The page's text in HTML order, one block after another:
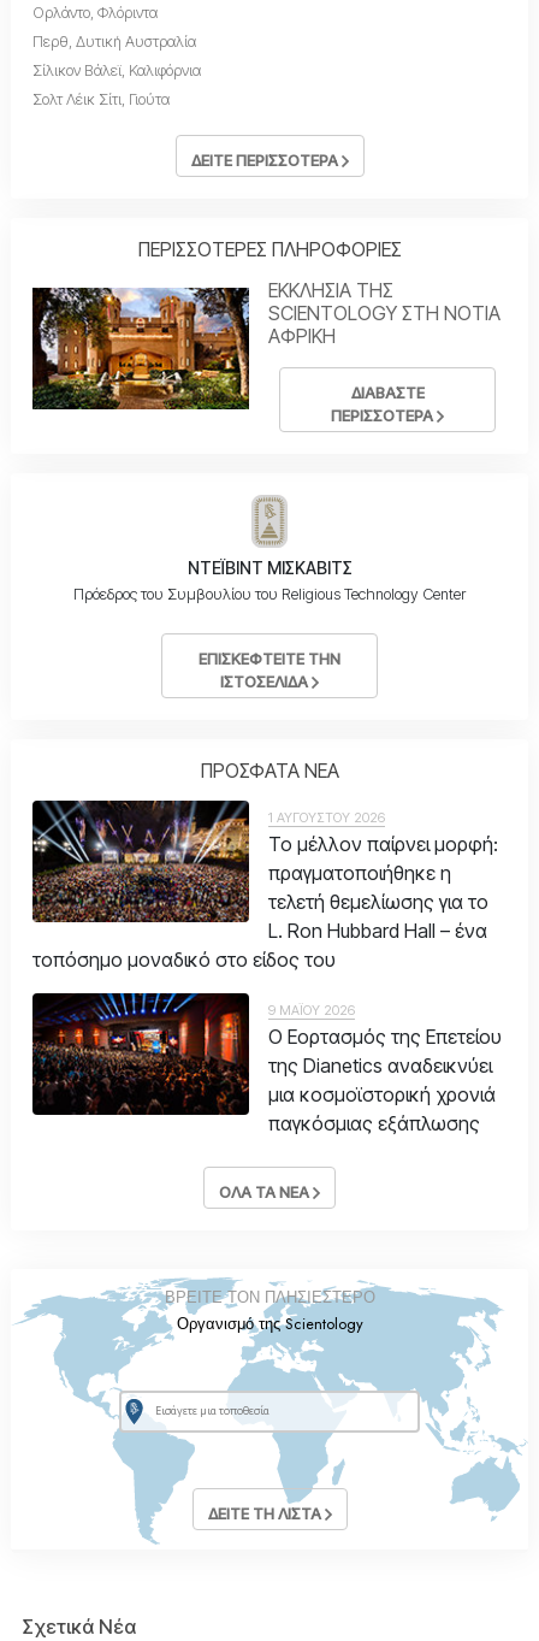
Ορλάντο, Φλόριντα
Περθ, Δυτική Αυστραλία
Σίλικον Βάλεϊ, Καλιφόρνια
Σολτ Λέικ Σίτι, Γιούτα
ΔΕΙΤΕ ΠΕΡΙΣΣΟΤΕΡΑ
ΠΕΡΙΣΣΟΤΕΡΕΣ ΠΛΗΡΟΦΟΡΙΕΣ
ΕΚΚΛΗΣΙΑ ΤΗΣ
SCIENTOLOGY ΣΤΗ ΝΟΤΙΑ
ΑΦΡΙΚΗ
ΔΙΑΒΑΣΤΕ
ΠΕΡΙΣΣΟΤΕΡΑ
ΝΤΕΪΒΙΝΤ ΜΙΣΚΑΒΙΤΣ
Πρόεδρος του Συμβουλίου του Religious Technology Center
ΕΠΙΣΚΕΦΤΕΙΤΕ ΤΗΝ
ΙΣΤΟΣΕΛΙΔΑ
ΠΡΟΣΦΑΤΑ ΝΕΑ
1 ΑΥΓΟΥΣΤΟΥ 2026
Το μέλλον παίρνει μορφή:
πραγματοποιήθηκε η
τελετή θεμελίωσης για το
L. Ron Hubbard Hall – ένα
τοπόσημο μοναδικό στο είδος του
9 ΜΑΪΟΥ 2026
Ο Εορτασμός της Επετείου
της Dianetics αναδεικνύει
μια κοσμοϊστορική χρονιά
παγκόσμιας εξάπλωσης
ΟΛΑ ΤΑ ΝΕΑ
ΒΡΕΙΤΕ ΤΟΝ ΠΛΗΣΙΕΣΤΕΡΟ
Οργανισμό της Scientology
ΔΕΙΤΕ ΤΗ ΛΙΣΤΑ
Σχετικά Νέα